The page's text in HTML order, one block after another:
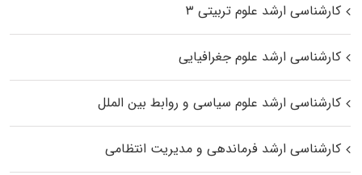
کارشناسی ارشد علوم تربیتی ۳
کارشناسی ارشد علوم جغرافیایی
کارشناسی ارشد علوم سیاسی و روابط بین الملل
کارشناسی ارشد فرماندهی و مدیریت انتظامی